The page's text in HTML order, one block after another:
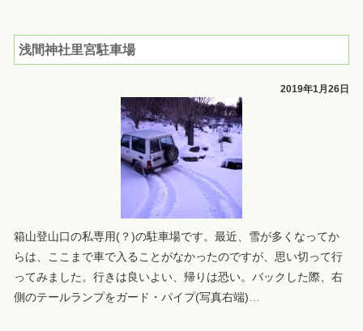
浅間神社里宮駐車場
2019年1月26日
箱山登山口の私専用(？)の駐車場です。最近、雪が多くなってか
らは、ここまで車で入ることがなかったのですが、思い切って行
ってみました。行きは良いよい、帰りは恐い。バックした際、右
側のテールランプをガード・パイプ(写真右端)…